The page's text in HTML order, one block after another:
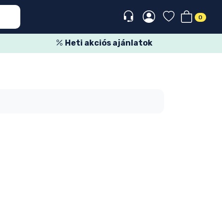
0
Heti akciós ajánlatok